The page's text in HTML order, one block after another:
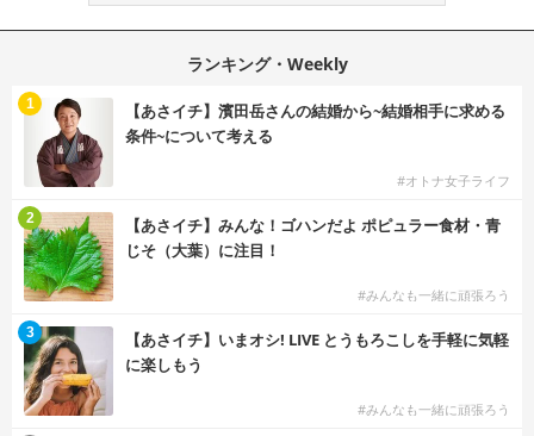
ランキング・Weekly
【あさイチ】濱田岳さんの結婚から~結婚相手に求める
条件~について考える
#オトナ女子ライフ
1
【あさイチ】みんな！ゴハンだよ ポピュラー食材・青
じそ（大葉）に注目！
#みんなも一緒に頑張ろう
2
【あさイチ】いまオシ! LIVE とうもろこしを手軽に気軽
に楽しもう
#みんなも一緒に頑張ろう
3